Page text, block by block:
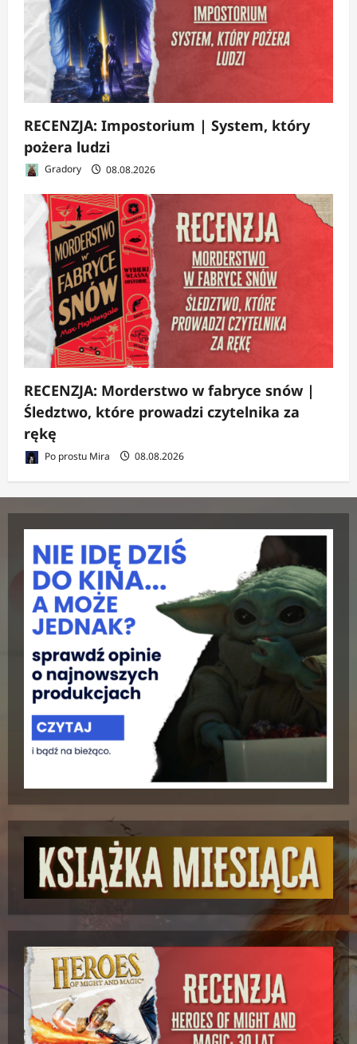
RECENZJA: Impostorium | System, który
pożera ludzi
Gradory 08.08.2026
RECENZJA: Morderstwo w fabryce snów |
Śledztwo, które prowadzi czytelnika za
rękę
Po prostu Mira 08.08.2026